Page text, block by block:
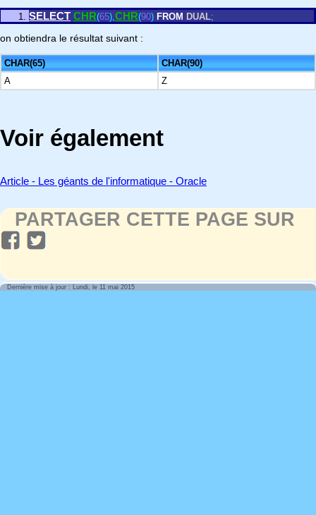
SELECT CHR(65),CHR(90) FROM DUAL;
on obtiendra le résultat suivant :
CHAR(65)
CHAR(90)
A
Z
Voir également
Article - Les géants de l'informatique - Oracle
PARTAGER CETTE PAGE SUR
Dernière mise à jour : Lundi, le 11 mai 2015